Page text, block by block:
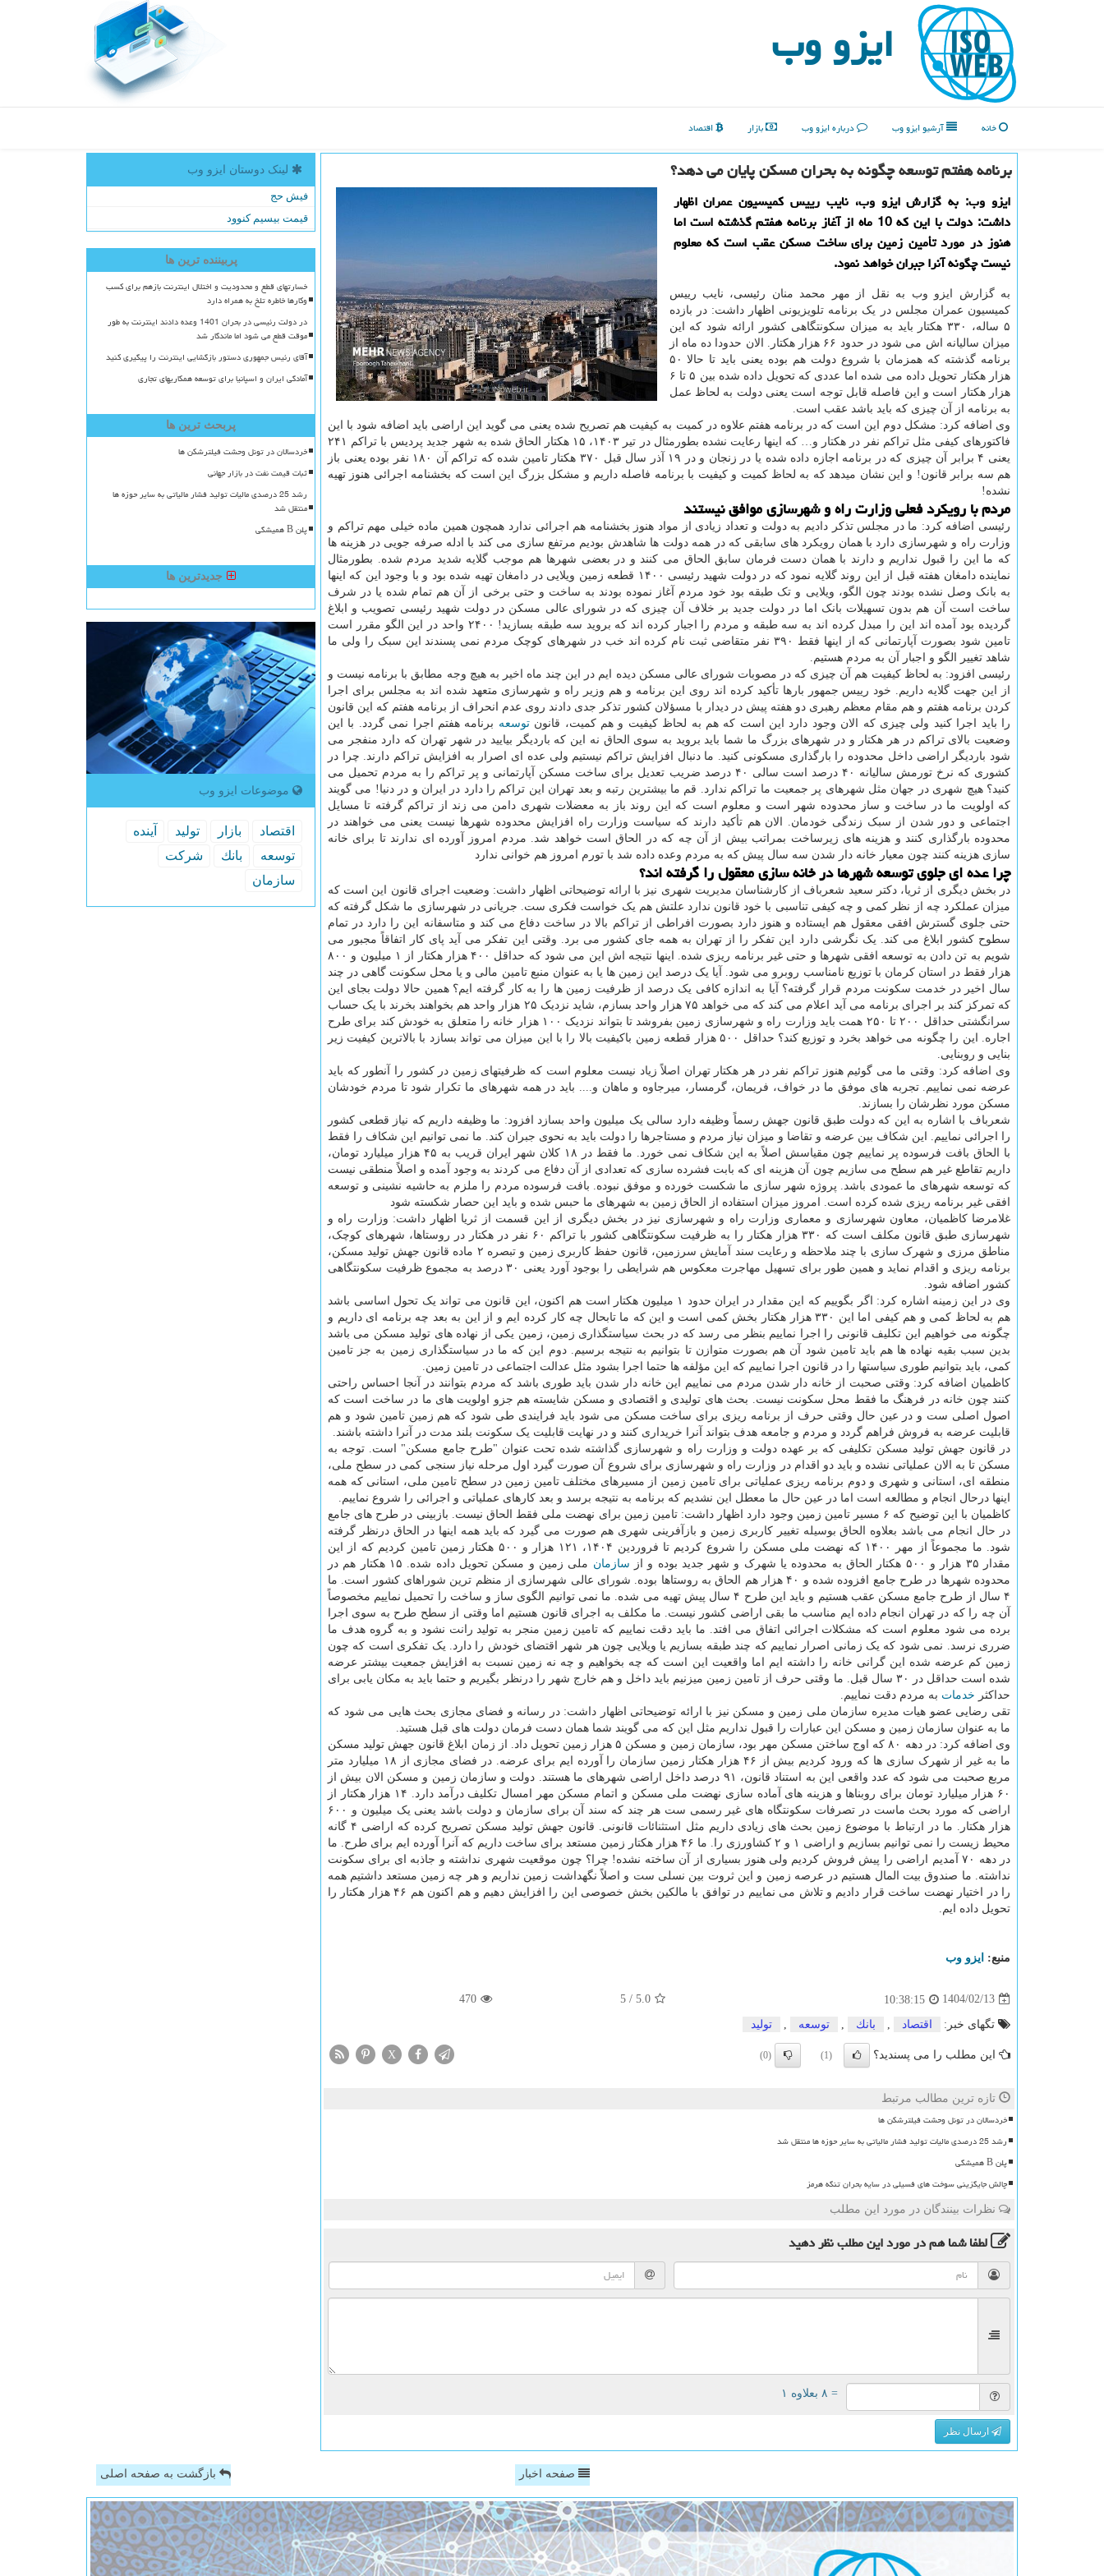
ایزو وب
خانه آرشیو ایزو وب درباره ایزو وب بازار اقتصاد
برنامه هفتم توسعه چگونه به بحران مسکن پایان می دهد؟
ایزو وب: به گزارش ایزو وب، نایب رییس کمیسیون عمران اظهار
داشت: دولت با این که 10 ماه از آغاز برنامه هفتم گذشته است اما
هنوز در مورد تأمین زمین برای ساخت مسکن عقب است که معلوم
نیست چگونه آنرا جبران خواهد نمود.
به گزارش ایزو وب به نقل از مهر محمد منان رئیسی، نایب رییس
کمیسیون عمران مجلس در یک برنامه تلویزیونی اظهار داشت: در بازده
۵ ساله، ۳۳۰ هکتار باید به میزان سکونتگاهی کشور ارائه شود که این
میزان سالیانه اش می شود در حدود ۶۶ هزار هکتار. الان حدودا ده ماه از
برنامه گذشته که همزمان با شروع دولت هم بوده یعنی باید تا حالا ۵۰
هزار هکتار تحویل داده می شده اما عددی که تحویل داده شده بین ۵ تا ۶
هزار هکتار است و این فاصله قابل توجه است یعنی دولت به لحاظ عمل
به برنامه از آن چیزی که باید باشد عقب است.
وی اضافه کرد: مشکل دوم این است که در برنامه هفتم علاوه در کمیت به کیفیت هم تصریح شده یعنی می گوید این اراضی باید اضافه شود با این
فاکتورهای کیفی مثل تراکم نفر در هکتار و… که اینها رعایت نشده بطورمثال در تیر ۱۴۰۳، ۱۵ هکتار الحاق شده به شهر جدید پردیس با تراکم ۲۴۱
یعنی ۴ برابر آن چیزی که در برنامه اجازه داده شده یا در زنجان و در ۱۹ آذر سال قبل ۳۷۰ هکتار تامین شده که تراکم آن ۱۸۰ نفر بوده یعنی باز
هم سه برابر قانون! و این نشان میدهد که به لحاظ کمیت و کیفیت با برنامه فاصله داریم و مشکل بزرگ این است که بخشنامه اجرائی هنوز تهیه
نشده!
مردم با رویکرد فعلی وزارت راه و شهرسازی موافق نیستند
رئیسی اضافه کرد: ما در مجلس تذکر دادیم به دولت و تعداد زیادی از مواد هنوز بخشنامه هم اجرائی ندارد همچون همین ماده خیلی مهم تراکم و
وزارت راه و شهرسازی دارد با همان رویکرد های سابقی که در همه دولت ها شاهدش بودیم مرتفع سازی می کند با ادله صرفه جویی در هزینه ها
که ما این را قبول نداریم و دارند با همان دست فرمان سابق الحاق می کنند و در بعضی شهرها هم موجب گلایه شدید مردم شده. بطورمثال
نماینده دامغان هفته قبل از این روند گلایه نمود که در دولت شهید رئیسی ۱۴۰۰ قطعه زمین ویلایی در دامغان تهیه شده بود و با وجود این که اینها
به بانک وصل نشده بودند چون الگو، ویلایی و تک طبقه بود خود مردم آغاز نموده بودند به ساخت و حتی برخی از آن هم تمام شده یا در شرف
ساخت است آن هم بدون تسهیلات بانک اما در دولت جدید بر خلاف آن چیزی که در شورای عالی مسکن در دولت شهید رئیسی تصویب و ابلاغ
گردیده بود آمده اند این را مبدل کرده اند به سه طبقه و مردم را اجبار کرده اند که بروید سه طبقه بسازید! ۲۴۰۰ واحد در این الگو مقرر است
تامین شود بصورت آپارتمانی که از اینها فقط ۳۹۰ نفر متقاضی ثبت نام کرده اند خب در شهرهای کوچک مردم نمی پسندند این سبک را ولی ما
شاهد تغییر الگو و اجبار آن به مردم هستیم.
رئیسی افزود: به لحاظ کیفیت هم آن چیزی که در مصوبات شورای عالی مسکن دیده ایم در این چند ماه اخیر به هیچ وجه مطابق با برنامه نیست و
از این جهت گلایه داریم. خود رییس جمهور بارها تأکید کرده اند روی این برنامه و هم وزیر راه و شهرسازی متعهد شده اند به مجلس برای اجرا
کردن برنامه هفتم و هم مقام معظم رهبری دو هفته پیش در دیدار با مسؤلان کشور تذکر جدی دادند روی عدم انحراف از برنامه هفتم که این قانون
را باید اجرا کنید ولی چیزی که الان وجود دارد این است که هم به لحاظ کیفیت و هم کمیت، قانونتوسعه برنامه هفتم اجرا نمی گردد. با این
وضعیت بالای تراکم در هر هکتار و در شهرهای بزرگ ما شما باید بروید به سوی الحاق نه این که باردیگر بیایید در شهر تهران که دارد منفجر می
شود باردیگر اراضی داخل محدوده را بارگذاری مسکونی کنید. ما دنبال افزایش تراکم نیستیم ولی عده ای اصرار به افزایش تراکم دارند. چرا در
کشوری که نرخ تورمش سالیانه ۴۰ درصد است سالی ۴۰ درصد ضریب تعدیل برای ساخت مسکن آپارتمانی و پر تراکم را به مردم تحمیل می
کنید؟ هیچ شهری در جهان مثل شهرهای پر جمعیت ما تراکم ندارد. قم ما بیشترین رتبه و بعد تهران این تراکم را دارد در ایران و در دنیا! می گویند
که اولویت ما در ساخت و ساز محدوده شهر است و معلوم است که این روند باز به معضلات شهری دامن می زند از تراکم گرفته تا مسایل
اجتماعی و دور شدن از سبک زندگی خودمان. الان هم تأکید دارند که سیاست وزارت راه افزایش محدوده شهرها نیست یعنی می خواهند در
محدوده بارگذاری کنند و هزینه های زیرساخت بمراتب بیش از آن چه که در الحاق است خواهد شد. مردم امروز آورده ای ندارند تا برای خانه
سازی هزینه کنند چون معیار خانه دار شدن سه سال پیش که به مردم وعده داده شد با تورم امروز هم خوانی ندارد
چرا عده ای جلوی توسعه شهرها در خانه سازی معقول را گرفته اند؟
در بخش دیگری از ثریا، دکتر سعید شعرباف از کارشناسان مدیریت شهری نیز با ارائه توضیحاتی اظهار داشت: وضعیت اجرای قانون این است که
میزان عملکرد چه از نظر کمی و چه کیفی تناسبی با خود قانون ندارد علتش هم یک خواست فکری ست. جریانی در شهرسازی ما شکل گرفته که
حتی جلوی گسترش افقی معقول هم ایستاده و هنوز دارد بصورت افراطی از تراکم بالا در ساخت دفاع می کند و متاسفانه این را دارد در تمام
سطوح کشور ابلاغ می کند. یک نگرشی دارد این تفکر را از تهران به همه جای کشور می برد. وقتی این تفکر می آید پای کار اتفاقاً مجبور می
شویم به تن دادن به توسعه افقی شهرها و حتی غیر برنامه ریزی شده. اینها نتیجه اش این می شود که حداقل ۴۰۰ هزار هکتار از ۱ میلیون و ۸۰۰
هزار فقط در استان کرمان با توزیع نامناسب روبرو می شود. آیا یک درصد این زمین ها یا به عنوان منبع تامین مالی و یا محل سکونت گاهی در چند
سال اخیر در خدمت سکونت مردم قرار گرفته؟ آیا به اندازه کافی یک درصد از ظرفیت زمین ها را به کار گرفته ایم؟ همین حالا دولت بجای این
که تمرکز کند بر اجرای برنامه می آید اعلام می کند که می خواهد ۷۵ هزار واحد بسازم، شاید نزدیک ۲۵ هزار واحد هم بخواهند بخرند با یک حساب
سرانگشتی حداقل ۲۰۰ تا ۲۵۰ همت باید وزارت راه و شهرسازی زمین بفروشد تا بتواند نزدیک ۱۰۰ هزار خانه را متعلق به خودش کند برای طرح
اجاره. این را چگونه می خواهد بخرد و توزیع کند؟ حداقل ۵۰۰ هزار قطعه زمین باکیفیت بالا را با این میزان می تواند بسازد با بالاترین کیفیت زیر
بنایی و روبنایی.
وی اضافه کرد: وقتی ما می گوئیم هنوز تراکم نفر در هر هکتار تهران اصلاً زیاد نیست معلوم است که ظرفیتهای زمین در کشور را آنطور که باید
عرضه نمی نماییم. تجربه های موفق ما در خواف، فریمان، گرمسار، میرجاوه و ماهان و.... باید در همه شهرهای ما تکرار شود تا مردم خودشان
مسکن مورد نظرشان را بسازند.
شعرباف با اشاره به این که دولت طبق قانون جهش رسماً وظیفه دارد سالی یک میلیون واحد بسازد افزود: ما وظیفه داریم که نیاز قطعی کشور
را اجرائی نماییم. این شکاف بین عرضه و تقاضا و میزان نیاز مردم و مستاجرها را دولت باید به نحوی جبران کند. ما نمی توانیم این شکاف را فقط
با الحاق بافت فرسوده پر نماییم چون مقیاسش اصلاً به این شکاف نمی خورد. ما فقط در ۱۸ کلان شهر ایران قریب به ۴۵ هزار میلیارد تومان،
داریم تقاطع غیر هم سطح می سازیم چون آن هزینه ای که بابت فشرده سازی که تعدادی از آن دفاع می کردند به وجود آمده و اصلاً منطقی نیست
که توسعه شهرهای ما عمودی باشد. پروژه شهر سازی ما شکست خورده و موفق نبوده. بافت فرسوده مردم را ملزم به حاشیه نشینی و توسعه
افقی غیر برنامه ریزی شده کرده است. امروز میزان استفاده از الحاق زمین به شهرهای ما حبس شده و باید این حصار شکسته شود
غلامرضا کاظمیان، معاون شهرسازی و معماری وزارت راه و شهرسازی نیز در بخش دیگری از این قسمت از ثریا اظهار داشت: وزارت راه و
شهرسازی طبق قانون مکلف است که ۳۳۰ هزار هکتار را به ظرفیت سکونتگاهی کشور با تراکم ۶۰ نفر در هکتار در روستاها، شهرهای کوچک،
مناطق مرزی و شهرک سازی با چند ملاحظه و رعایت سند آمایش سرزمین، قانون حفظ کاربری زمین و تبصره ۲ ماده قانون جهش تولید مسکن،
برنامه ریزی و اقدام نماید و همین طور برای تسهیل مهاجرت معکوس هم شرایطی را بوجود آورد یعنی ۳۰ درصد به مجموع ظرفیت سکونتگاهی
کشور اضافه شود.
وی در این زمینه اشاره کرد: اگر بگوییم که این مقدار در ایران حدود ۱ میلیون هکتار است هم اکنون، این قانون می تواند یک تحول اساسی باشد
هم به لحاظ کمی و هم کیفی اما این ۳۳۰ هزار هکتار بخش کمی است و این که ما تابحال چه کار کرده ایم و از این به بعد چه برنامه ای داریم و
چگونه می خواهیم این تکلیف قانونی را اجرا نماییم بنظر می رسد که در بحث سیاستگذاری زمین، زمین یکی از نهاده های تولید مسکن می باشد
بدین سبب بقیه نهاده ها هم باید تامین شود آن هم بصورت متوازن تا بتوانیم به نتیجه برسیم. دوم این که ما در سیاستگذاری زمین به جز تامین
کمی، باید بتوانیم طوری سیاستها را در قانون اجرا نماییم که این مؤلفه ها حتما اجرا بشود مثل عدالت اجتماعی در تامین زمین.
کاظمیان اضافه کرد: وقتی صحبت از خانه دار شدن مردم می نماییم این خانه دار شدن باید طوری باشد که مردم بتوانند در آنجا احساس راحتی
کنند چون خانه در فرهنگ ما فقط محل سکونت نیست. بحث های تولیدی و اقتصادی و مسکن شایسته هم جزو اولویت های ما در ساخت است که
اصول اصلی ست و در عین حال وقتی حرف از برنامه ریزی برای ساخت مسکن می شود باید فرایندی طی شود که هم زمین تامین شود و هم
قابلیت عرضه به فروش فراهم گردد و مردم و جامعه هدف بتواند آنرا خریداری کنند و در نهایت قابلیت یک سکونت بلند مدت در آنرا داشته باشند.
در قانون جهش تولید مسکن تکلیفی که بر عهده دولت و وزارت راه و شهرسازی گذاشته شده تحت عنوان "طرح جامع مسکن" است. توجه به
مسکن تا به الان عملیاتی نشده و باید دو اقدام در وزارت راه و شهرسازی برای شروع آن صورت گیرد اول مرحله نیاز سنجی کمی در سطح ملی،
منطقه ای، استانی و شهری و دوم برنامه ریزی عملیاتی برای تامین زمین از مسیرهای مختلف تامین زمین در سطح تامین ملی، استانی که همه
اینها درحال انجام و مطالعه است اما در عین حال ما معطل این نشدیم که برنامه به نتیجه برسد و بعد کارهای عملیاتی و اجرائی را شروع نماییم.
کاظمیان با این توضیح که ۶ مسیر تامین زمین وجود دارد اظهار داشت: تامین زمین برای نهضت ملی فقط الحاق نیست. بازبینی در طرح های جامع
در حال انجام می باشد بعلاوه الحاق بوسیله تغییر کاربری زمین و بازآفرینی شهری هم صورت می گیرد که باید همه اینها در الحاق درنظر گرفته
شود. ما مجموعاً از مهر ۱۴۰۰ که نهضت ملی مسکن را شروع کردیم تا فروردین ۱۴۰۴، ۱۲۱ هزار و ۵۰۰ هکتار زمین تامین کردیم که از این
مقدار ۳۵ هزار و ۵۰۰ هکتار الحاق به محدوده یا شهرک و شهر جدید بوده و از
سازمان
ملی زمین و مسکن تحویل داده شده. ۱۵ هکتار هم در
محدوده شهرها در طرح جامع افزوده شده و ۴۰ هزار هم الحاق به روستاها بوده. شورای عالی شهرسازی از منظم ترین شوراهای کشور است. ما
۴ سال از طرح جامع مسکن عقب هستیم و باید این طرح ۴ سال پیش تهیه می شده. ما نمی توانیم الگوی ساز و ساخت را تحمیل نماییم مخصوصاً
آن چه را که در تهران انجام داده ایم مناسب ما بقی اراضی کشور نیست. ما مکلف به اجرای قانون هستیم اما وقتی از سطح طرح به سوی اجرا
برده می شود معلوم است که مشکلات اجرائی اتفاق می افتد. ما باید دقت نماییم که تامین زمین منجر به تولید رانت نشود و به گروه هدف ما
ضرری نرسد. نمی شود که یک زمانی اصرار نماییم که چند طبقه بسازیم یا ویلایی چون هر شهر اقتضای خودش را دارد. یک تفکری است که چون
زمین کم عرضه شده این گرانی خانه را داشته ایم اما واقعیت این است که چه بخواهیم و چه نه زمین نسبت به افزایش جمعیت بیشتر عرضه
شده است حداقل در ۳۰ سال قبل. ما وقتی حرف از تامین زمین میزنیم باید داخل و هم خارج شهر را درنظر بگیریم و حتما باید به مکان یابی برای
حداکثر خدمات به مردم دقت نماییم.
تقی رضایی عضو هیات مدیره سازمان ملی زمین و مسکن نیز با ارائه توضیحاتی اظهار داشت: در رسانه و فضای مجازی بحث هایی می شود که
ما به عنوان سازمان زمین و مسکن این عبارات را قبول نداریم مثل این که می گویند شما همان دست فرمان دولت های قبل هستید.
وی اضافه کرد: در دهه ۸۰ که اوج ساختن مسکن مهر بود، سازمان زمین و مسکن ۵ هزار زمین تحویل داد. از زمان ابلاغ قانون جهش تولید مسکن
ما به غیر از شهرک سازی ها که ورود کردیم بیش از ۴۶ هزار هکتار زمین سازمان را آورده ایم برای عرضه. در فضای مجازی از ۱۸ میلیارد متر
مربع صحبت می شود که عدد واقعی این به استناد قانون، ۹۱ درصد داخل اراضی شهرهای ما هستند. دولت و سازمان زمین و مسکن الان بیش از
۶۰ هزار میلیارد تومان برای روبناها و هزینه های آماده سازی نهضت ملی مسکن و اتمام مسکن مهر امسال تکلیف درآمد دارد. ۱۴ هزار هکتار از
اراضی که مورد بحث ماست در تصرفات سکونتگاه های غیر رسمی ست هر چند که سند آن برای سازمان و دولت باشد یعنی یک میلیون و ۶۰۰
هزار هکتار. ما در ارتباط با موضوع زمین بحث های زیادی داریم مثل استثنائات قانونی. قانون جهش تولید مسکن تصریح کرده که اراضی ۴ گانه
محیط زیست را نمی توانیم بسازیم و اراضی ۱ و ۲ کشاورزی را. ما ۴۶ هزار هکتار زمین مستعد برای ساخت داریم که آنرا آورده ایم برای طرح. ما
در دهه ۷۰ آمدیم اراضی را پیش فروش کردیم ولی هنوز بسیاری از آن ساخته نشده! چرا؟ چون موقعیت شهری نداشته و جاذبه ای برای سکونت
نداشته. ما صندوق بیت المال هستیم در عرصه زمین و این ثروت بین نسلی ست و اصلاً نگهداشت زمین نداریم و هر چه زمین مستعد داشتیم همه
را در اختیار نهضت ساخت قرار دادیم و تلاش می نماییم در توافق با مالکین بخش خصوصی این را افزایش دهیم و هم اکنون هم ۴۶ هزار هکتار را
تحویل داده ایم.
منبع: ایزو وب
1404/02/13
10:38:15
5.0
/
5
470
تگهای خبر: اقتصاد بانك توسعه تولید
این مطلب را می پسندید؟ (1)
(0)
X
تازه ترین مطالب مرتبط
خردسالان در تونل وحشت فیلترشکن ها
رشد 25 درصدی مالیات تولید فشار مالیاتی به سایر حوزه ها منتقل شد
پلن B همیشگی
چالش جایگزینی سوخت های فسیلی در سایه بحران تنگه هرمز
نظرات بینندگان در مورد این مطلب
لطفا شما همدر مورد این مطلبنظر دهید
= ۸ بعلاوه ۱
ارسال نظر
لینک دوستان ایزو وب
فیش حج
قیمت بیسیم کنوود
پربیننده ترین ها
خسارتهای قطع و محدودیت و اختلال اینترنت بازهم برای کسب
وکارها خاطره تلخ به همراه دارد
در دولت رئیسی در بحران 1401 وعده دادند اینترنت به طور
موقت قطع می شود اما ماندگار شد
آقای رئیس جمهوری دستور بازگشایی اینترنت را پیگیری کنید
آمادگی ایران و اسپانیا برای توسعه همکاریهای تجاری
پربحث ترین ها
خردسالان در تونل وحشت فیلترشکن ها
ثبات قیمت نفت در بازار جهانی
رشد 25 درصدی مالیات تولید فشار مالیاتی به سایر حوزه ها
منتقل شد
پلن B همیشگی
جدیدترین ها
موضوعات ایزو وب
اقتصاد بازار تولید
آینده
توسعه
بانك
شركت
سازمان
صفحه اخبار بازگشت به صفحه اصلی